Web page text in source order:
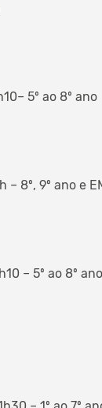
5º ao 8º ano
– 8º, 9º ano e
– 5º ao 8º ano